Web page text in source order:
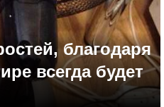
благодаря
всегда будет